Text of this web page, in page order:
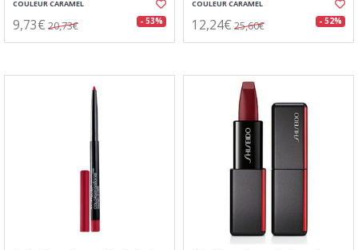
COULEUR CARAMEL
9,73€ 20,73€ - 53%
COULEUR CARAMEL
12,24€ 25,60€ - 52%